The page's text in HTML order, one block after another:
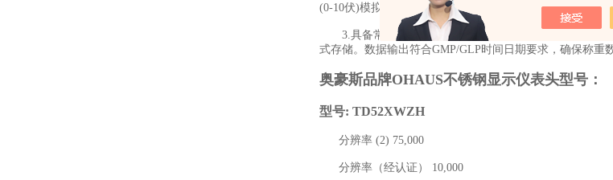
(0-10伏)模拟量输出，及I/O带继电器输出。
3.具备常用的工业应用功能，支持50000条物料数据及
式存储。数据输出符合GMP/GLP时间日期要求，确保称重
奥豪斯品牌OHAUS不锈钢显示仪表头型号：
型号: TD52XWZH
分辨率 (2) 75,000
分辨率（经认证） 10,000